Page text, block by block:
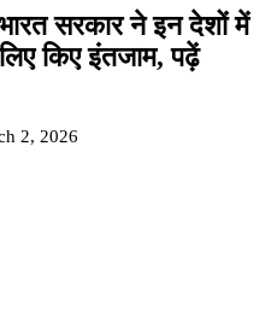
सरकार ने इन देशों में
किए इंतजाम, पढ़ें
2, 2026